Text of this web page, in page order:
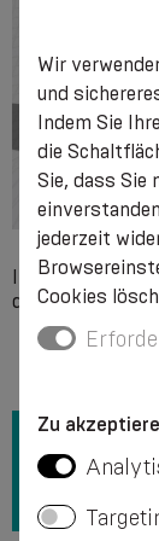
Individuelle
des Produkts.
Wir
und
Indem Sie
die
Sie, dass Sie
jederzeit
Cookies
Zu